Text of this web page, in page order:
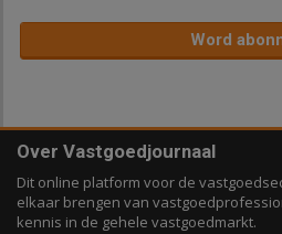
Word
Over Vastgoedjournaal
Dit online platform voor de
elkaar brengen van
kennis in de gehele vastgoedmarkt.